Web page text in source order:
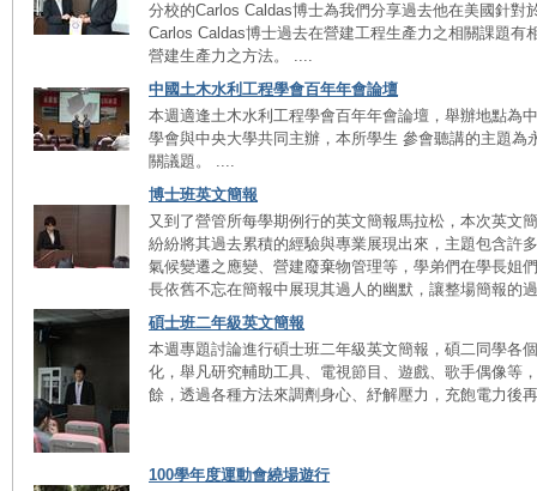
分校的Carlos Caldas博士為我們分享過去他在美國針對
Carlos Caldas博士過去在營建工程生產力之相關課題有
營建生產力之方法。 ....
中國土木水利工程學會百年年會論壇
本週適逢土木水利工程學會百年年會論壇，舉辦地點為
學會與中央大學共同主辦，本所學生 參會聽講的主題為
關議題。 ....
博士班英文簡報
又到了營管所每學期例行的英文簡報馬拉松，本次英文
紛紛將其過去累積的經驗與專業展現出來，主題包含許
氣候變遷之應變、營建廢棄物管理等，學弟們在學長姐
長依舊不忘在簡報中展現其過人的幽默，讓整場簡報的
碩士班二年級英文簡報
本週專題討論進行碩士班二年級英文簡報，碩二同學各
化，舉凡研究輔助工具、電視節目、遊戲、歌手偶像等
餘，透過各種方法來調劑身心、紓解壓力，充飽電力後
100學年度運動會繞場遊行